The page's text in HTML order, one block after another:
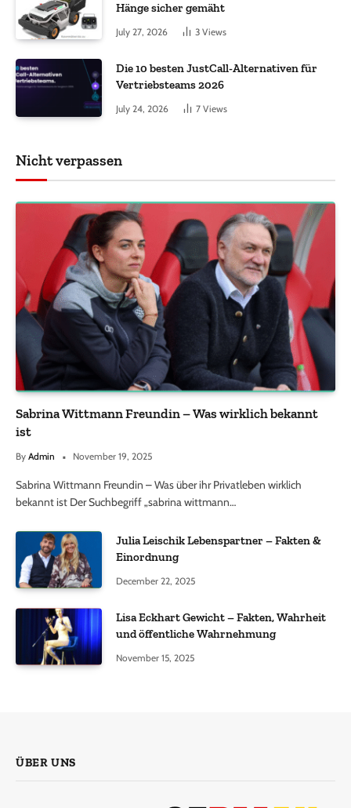
Hänge sicher gemäht
July 27, 2026 3 Views
Die 10 besten JustCall-Alternativen für
Vertriebsteams 2026
July 24, 2026 7 Views
Nicht verpassen
Sabrina Wittmann Freundin – Was wirklich bekannt
ist
By Admin November 19, 2025
Sabrina Wittmann Freundin – Was über ihr Privatleben wirklich
bekannt ist Der Suchbegriff „sabrina wittmann…
Julia Leischik Lebenspartner – Fakten &
Einordnung
December 22, 2025
Lisa Eckhart Gewicht – Fakten, Wahrheit
und öffentliche Wahrnehmung
November 15, 2025
ÜBER UNS